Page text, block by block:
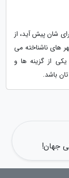
شان پیش آید، از
های ناشناخته می
از گزینه ها و
باشد.
جهان!